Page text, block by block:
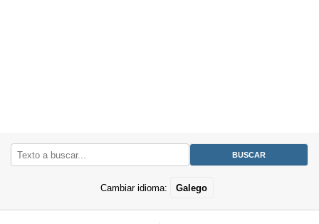
Cambiar idioma: Galego